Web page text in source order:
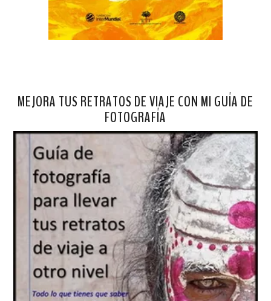
MEJORA TUS RETRATOS DE VIAJE CON MI GUÍA DE
FOTOGRAFÍA